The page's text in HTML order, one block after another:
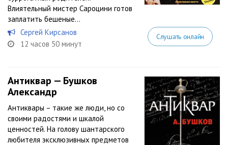
Влиятельный мистер Сароцини готов
заплатить бешеные...
Сергей Кирсанов
12 часов 50 минут
Слушать онлайн
Антиквар — Бушков
Александр
Антиквары – такие же люди, но со
своими радостями и шкалой
ценностей. На голову шантарского
любителя эксклюзивных предметов